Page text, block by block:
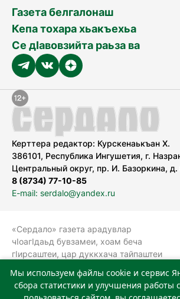
Газета белгалонаш
Кепа тохара хьакъехьа
Се дӀавовзийта раьза ва
Керттера редактор: Курскенаькъан Х.
386101, Республика Ингушетия, г.
Центральный округ, пр. И. Базоркина, д.
8 (8734) 77-10-85
E-mail: serdalo@yandex.ru
«Сердало» газета арадувлар
чIоагIдаьд бувзамеи, хоам беча
гIирсаштеи, цар дуккхача тайпаштеи
болхлоша (Роскомнадзор).
Реестровая запись СМИ: ЭЛ № ФС 77-
Мы используем файлы cookie и сервис
сбора статистики и улучшения работы